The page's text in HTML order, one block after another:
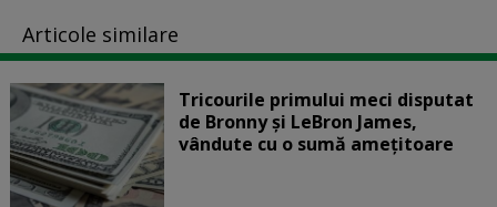
Articole similare
Tricourile primului meci disputat
de Bronny şi LeBron James,
vândute cu o sumă amețitoare